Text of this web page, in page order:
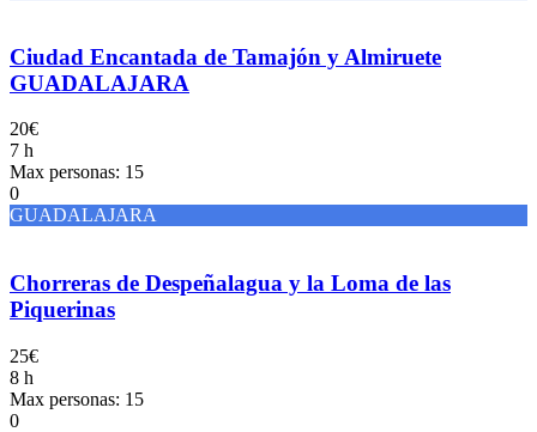
Ciudad Encantada de Tamajón y Almiruete
GUADALAJARA
20€
7 h
Max personas: 15
0
GUADALAJARA
Chorreras de Despeñalagua y la Loma de las
Piquerinas
25€
8 h
Max personas: 15
0